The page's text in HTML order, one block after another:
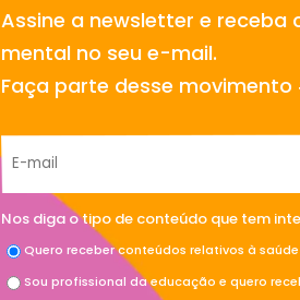
Assine a newsletter e
mental no seu e-mail.
Faça parte desse
Nos diga o tipo de conteúdo que tem
Quero receber conteúdos relativos à
Sou profissional da educação e quero